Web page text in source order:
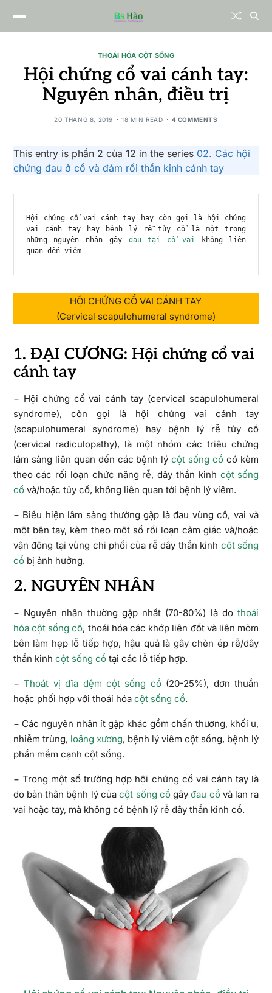
THOÁI HÓA CỘT SỐNG
Hội chứng cổ vai cánh tay:
Nguyên nhân, điều trị
20 THÁNG 8, 2019 18 MIN READ 4 COMMENTS
This entry is phần 2 của 12 in the series 02. Các hội
chứng đau ở cổ và đám rối thần kinh cánh tay
Hội chứng cổ vai cánh tay hay còn gọi là hội chứng
vai cánh tay hay bênh lý rễ tủy cổ là một trong
những nguyên nhân gây đau tại cổ vai không liên
quan đến viêm
HỘI CHỨNG CỔ VAI CÁNH TAY
(Cervical scapulohumeral syndrome)
1. ĐẠI CƯƠNG: Hội chứng cổ vai
cánh tay
− Hội chứng cổ vai cánh tay (cervical scapulohumeral
syndrome), còn gọi là hội chứng vai cánh tay
(scapulohumeral syndrome) hay bệnh lý rễ tủy cổ
(cervical radiculopathy), là một nhóm các triệu chứng
lâm sàng liên quan đến các bệnh lýcột sống cổ có kèm
theo các rối loạn chức năng rễ, dây thần kinh cột sống
cổvà/hoặc tủy cổ, không liên quan tới bệnh lý viêm.
− Biểu hiện lâm sàng thường gặp là đau vùng cổ, vai và
một bên tay, kèm theo một số rối loạn cảm giác và/hoặc
vận động tại vùng chi phối của rễ dây thần kinh cột sống
cổbị ảnh hưởng.
2. NGUYÊN NHÂN
− Nguyên nhân thường gặp nhất (70-80%) là dothoái
hóa cột sống cổ, thoái hóa các khớp liên đốt và liên mỏm
bên làm hẹp lỗ tiếp hợp, hậu quả là gây chèn ép rễ/dây
thần kinh cột sống cổtại các lỗ tiếp hợp.
−Thoát vị đĩa đệm cột sống cổ(20-25%), đơn thuần
hoặc phối hợp với thoái hóa cột sống cổ.
− Các nguyên nhân ít gặp khác gồm chấn thương, khối u,
nhiễm trùng, loãng xương, bệnh lý viêm cột sống, bệnh lý
phần mềm cạnh cột sống.
− Trong một số trường hợp hội chứng cổ vai cánh tay là
do bản thân bệnh lý củacột sống cổgâyđau cổvà lan ra
vai hoặc tay, mà không có bệnh lý rễ dây thần kinh cổ.